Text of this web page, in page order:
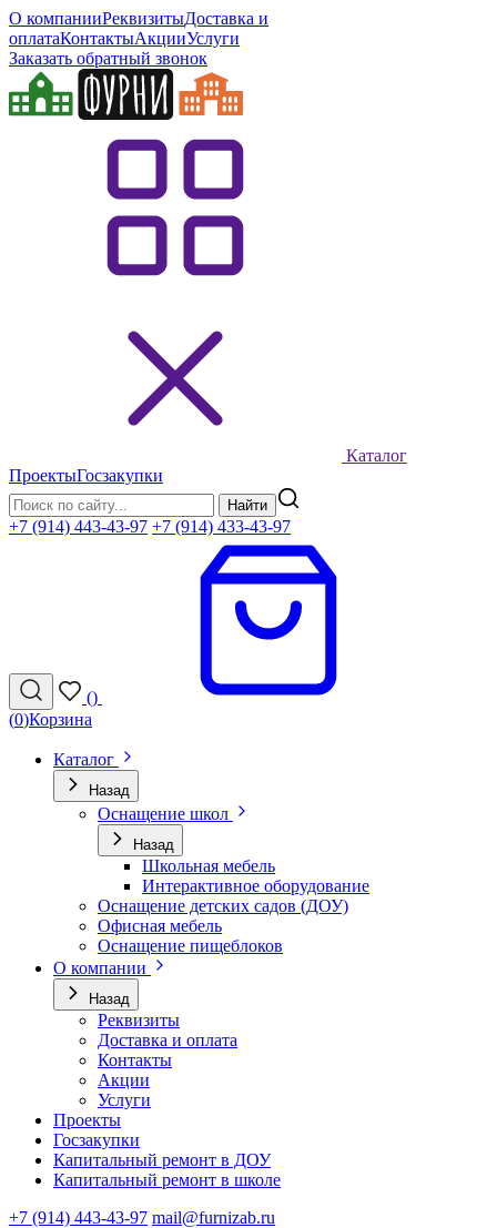
О компанииРеквизитыДоставка и
оплатаКонтактыАкцииУслуги
Заказать обратный звонок
Каталог
ПроектыГосзакупки
Найти
+7 (914) 443-43-97 +7 (914) 433-43-97
()
(0)Корзина
Каталог
Назад
Оснащение школ
Назад
Школьная мебель
Интерактивное оборудование
Оснащение детских садов (ДОУ)
Офисная мебель
Оснащение пищеблоков
О компании
Назад
Реквизиты
Доставка и оплата
Контакты
Акции
Услуги
Проекты
Госзакупки
Капитальный ремонт в ДОУ
Капитальный ремонт в школе
+7 (914) 443-43-97 mail@furnizab.ru